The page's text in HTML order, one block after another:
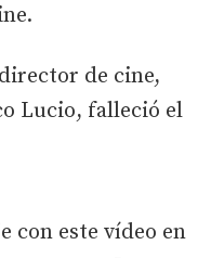
de cine,
Lucio, falleció el
con este vídeo en